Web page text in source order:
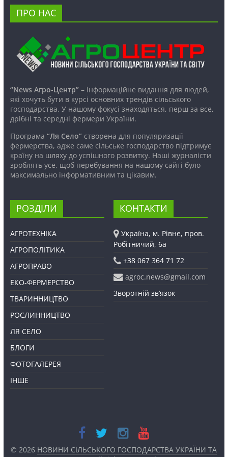
ПРО НАС
“News Агро-Центр”– інформаційне видання для людей,
які хочуть бути в курсі основних трендів сільського
господарства. У нашому фокусі знаходяться, перш за все,
дрібні та середні фермери України.
Програма “Ля Село”створена для популяризації
фермерства, адже саме сільське господарство підтримує
країну на шляху до успішного розвитку. Наші журналісти
зроблять усе, щоб перебування на нашому сайті було
максимально інформативним та цікавим.
РОЗДІЛИ
АГРОТЕХНІКА
АГРОПОЛІТИКА
АГРОПРАВО
ЕКО-ФЕРМЕРСТВО
ТВАРИННИЦТВО
РОСЛИННИЦТВО
ЛЯ СЕЛО
БЛОГИ
ФОТОГАЛЕРЕЯ
ІНШЕ
КОНТАКТИ
Україна, м. Рівне, пров.
Робітничий, 6а
+38 067 364 71 72
agroc.news@gmail.com
Зворотній зв’язок
© 2026 НОВИНИ СІЛЬСЬКОГО ГОСПОДАРСТВА УКРАЇНИ ТА